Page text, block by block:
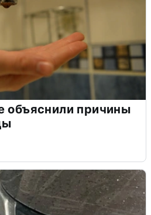
объяснили причины